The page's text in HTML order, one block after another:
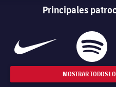
Principales
MOSTRAR TODOS